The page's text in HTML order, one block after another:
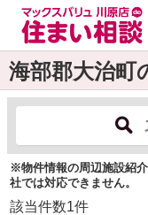
海部郡大治町
※物件情報の周辺施設紹
社では対応できません。
該当件数1件